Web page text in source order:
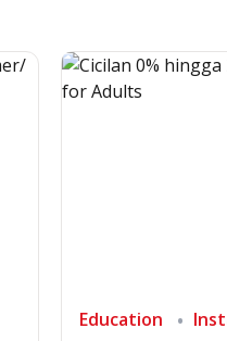
Education